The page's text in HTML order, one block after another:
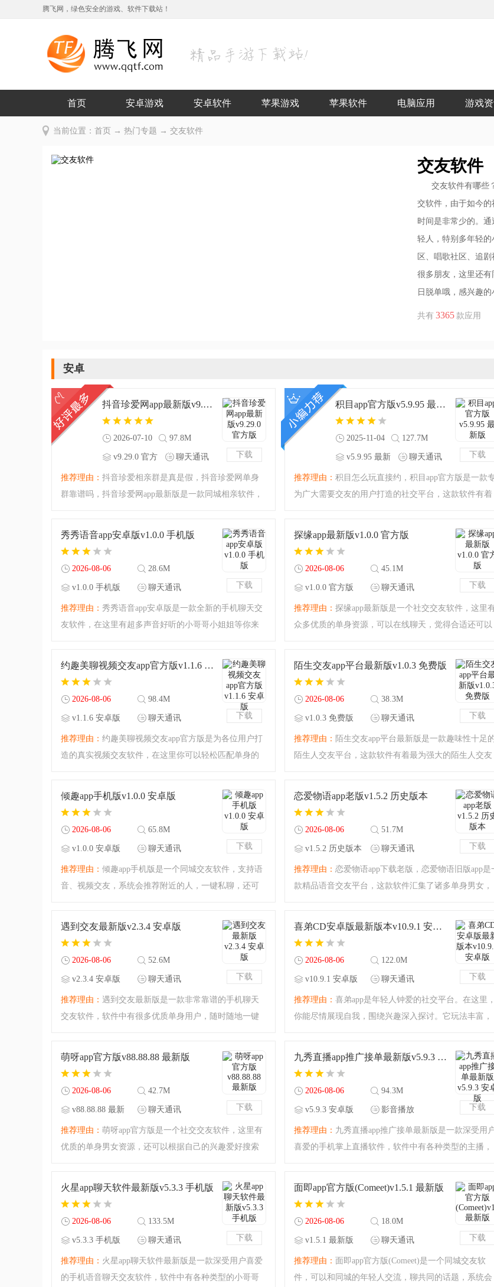
腾飞网，绿色安全的游戏、软件下载站！
首页 安卓游戏 安卓软件 苹果游戏 苹果软件 电脑应用 游戏
当前位置： 首页 → 热门专题 → 交友软件
交友软件
交友软件有哪些
交软件，由于如今
时间是非常少的。
轻人，特别多年轻
区、唱歌社区、追
很多朋友，这里还
日脱单哦，感兴趣的
共有 3365 款应用
安卓
下载
抖音珍爱网app最新版v9.29.0 官方版
2026-07-10 97.8M
v9.29.0 官方
聊天通讯
推荐理由： 抖音珍爱相亲群是真是假，抖音珍爱网单身
群靠谱吗，抖音珍爱网app最新版是一款同城相亲软件，
沟通渠道，让他们能够认识到更多的人，直至成功找到
下载
积目app官方版v5.9.95 最新版
2025-11-04 127.7M
v5.9.95 最新
聊天通讯
推荐理由： 积目怎么玩直接约，积目app官方版是一款
为广大需要交友的用户打造的社交平台，这款软件有着
约，找到你志同道合的另外一半，让您可以轻松的进行
下载
秀秀语音app安卓版v1.0.0 手机版
2026-08-06 28.6M
v1.0.0 手机版 聊天通讯
推荐理由： 秀秀语音app安卓版是一款全新的手机聊天交
友软件，在这里有超多声音好听的小哥哥小姐姐等你来
动的声音，强势告白，和心动对象在一起，快来下载寻
下载
探缘app最新版v1.0.0 官方版
2026-08-06 45.1M
v1.0.0 官方版 聊天通讯
推荐理由： 探缘app最新版是一个社交交友软件，这里
众多优质的单身资源，可以在线聊天，觉得合适还可以
实可靠的信息，放心大胆的交好友吧。探缘app最新版介
下载
约趣美聊视频交友app官方版v1.1.6 安卓版
2026-08-06 98.4M
v1.1.6 安卓版 聊天通讯
推荐理由： 约趣美聊视频交友app官方版是为各位用户打
造的真实视频交友软件，在这里你可以轻松匹配单身的
自己的社交圈子，有需要的用户赶紧来本站下载吧。
下载
陌生交友app平台最新版v1.0.3 免费版
2026-08-06 38.3M
v1.0.3 免费版 聊天通讯
推荐理由： 陌生交友app平台最新版是一款趣味性十足
陌生人交友平台，这款软件有着最为强大的陌生人交友
圈子，与更多的陌生人进行交流，是您掌上交友聊天的
下载
倾趣app手机版v1.0.0 安卓版
2026-08-06 65.8M
v1.0.0 安卓版 聊天通讯
推荐理由： 倾趣app手机版是一个同城交友软件，支持语
音、视频交友，系统会推荐附近的人，一键私聊，还可
奔现哦，平台信息全部经实名认证，真实可靠，想谈恋
下载
恋爱物语app老版v1.5.2 历史版本
2026-08-06 51.7M
v1.5.2 历史版本 聊天通讯
推荐理由： 恋爱物语app下载老版，恋爱物语旧版app是
款精品语音交友平台，这款软件汇集了诸多单身男女，
到属于自己的声音，通过声音来认识你，还在等什么，
下载
遇到交友最新版v2.3.4 安卓版
2026-08-06 52.6M
v2.3.4 安卓版 聊天通讯
推荐理由： 遇到交友最新版是一款非常靠谱的手机聊天
交友软件，软件中有很多优质单身用户，随时随地一键
己的交友圈的，来这里都可以完成，喜欢的小伙伴快来
下载
喜弟CD安卓版最新版本v10.9.1 安卓版
2026-08-06 122.0M
v10.9.1 安卓版 聊天通讯
推荐理由： 喜弟app是年轻人钟爱的社交平台。在这里，
你能尽情展现自我，围绕兴趣深入探讨。它玩法丰富，
下载
萌呀app官方版v88.88.88 最新版
2026-08-06 42.7M
v88.88.88 最新
聊天通讯
推荐理由： 萌呀app官方版是一个社交交友软件，这里有
优质的单身男女资源，还可以根据自己的兴趣爱好搜索
语音开黑，边打游戏边聊天，趣味多多，是一个很适合
下载
九秀直播app推广接单最新版v5.9.3 安卓版
2026-08-06 94.3M
v5.9.3 安卓版 影音播放
推荐理由： 九秀直播app推广接单最新版是一款深受用
喜爱的手机掌上直播软件，软件中有各种类型的主播，
艺，各种视频互动等你来玩，亲密互动语音聊天在线交
下载
火星app聊天软件最新版v5.3.3 手机版
2026-08-06 133.5M
v5.3.3 手机版 聊天通讯
推荐理由： 火星app聊天软件最新版是一款深受用户喜爱
的手机语音聊天交友软件，软件中有各种类型的小哥哥
下载
面即app官方版(Comeet)v1.5.1 最新版
2026-08-06 18.0M
v1.5.1 最新版 聊天通讯
推荐理由： 面即app官方版(Comeet)是一个同城交友软
件，可以和同城的年轻人交流，聊共同的话题，系统会